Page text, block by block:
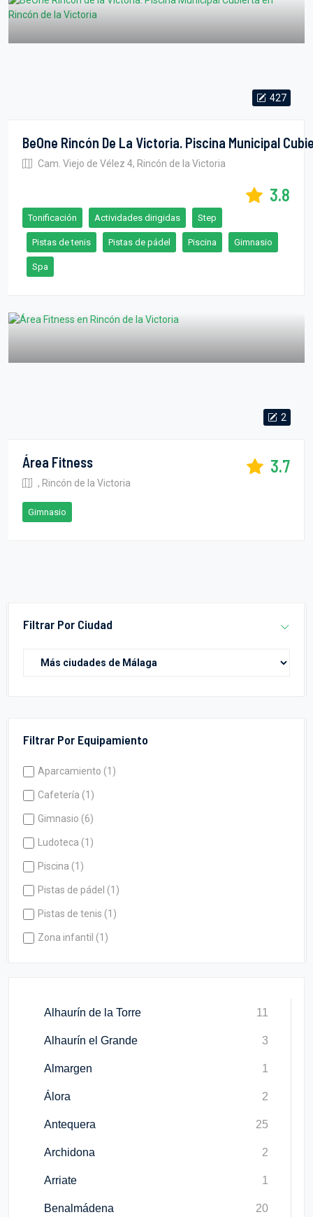
Filtrar Por Ciudad
Filtrar Por Equipamiento
Aparcamiento (1)
Cafetería (1)
Gimnasio (6)
Ludoteca (1)
Piscina (1)
Pistas de pádel (1)
Pistas de tenis (1)
Zona infantil (1)
427
BeOne Rincón De La Victoria. Piscina Municipal
Cam. Viejo de Vélez 4, Rincón de la Victoria
3.8
Tonificación Actividades dirigidas Step
Pistas de tenis Pistas de pádel Piscina Gimnasio
Spa
2
Área Fitness
, Rincón de la Victoria
3.7
Gimnasio
Alhaurín de la Torre 11
Alhaurín el Grande 3
Almargen 1
Álora 2
Antequera 25
Archidona 2
Arriate 1
Benalmádena 20